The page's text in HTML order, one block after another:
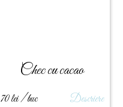
Chec cu cacao
70 lei / buc Descriere